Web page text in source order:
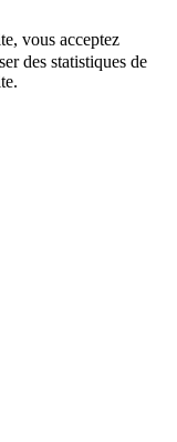
vous acceptez
des statistiques de